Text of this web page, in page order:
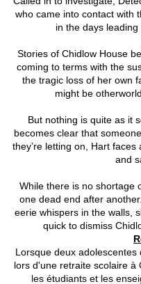
who came into contact with
in the days
Stories of Chidlow House
coming to terms with the
the tragic loss of her own
might be
But nothing is quite as it
becomes clear that
they’re letting on, Hart
and
While there is no shortage
one dead end after
eerie whispers in the walls,
quick to dismiss
Lorsque deux
lors d'une retraite scolaire à
les étudiants et les